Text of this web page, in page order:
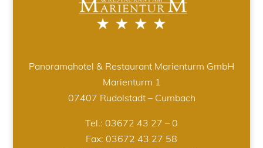
Panoramahotel & Restaurant Marienturm GmbH
Marienturm 1
07407 Rudolstadt – Cumbach
Tel.: 03672 43 27 – 0
Fax: 03672 43 27 58